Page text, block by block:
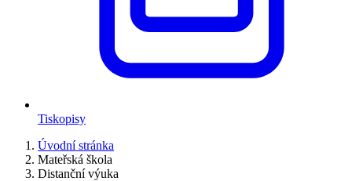
Tiskopisy
Úvodní stránka
Mateřská škola
Distanční výuka